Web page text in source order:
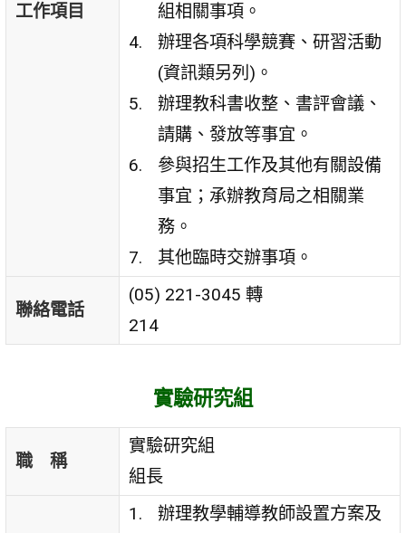
工作項目
組相關事項。
辦理各項科學競賽、研習活動
(資訊類另列)。
辦理教科書收整、書評會議、
請購、發放等事宜。
參與招生工作及其他有關設備
事宜；承辦教育局之相關業
務。
其他臨時交辦事項。
聯絡電話
(05) 221-3045 轉
214
實驗研究組
職 稱
實驗研究組
組長
辦理教學輔導教師設置方案及